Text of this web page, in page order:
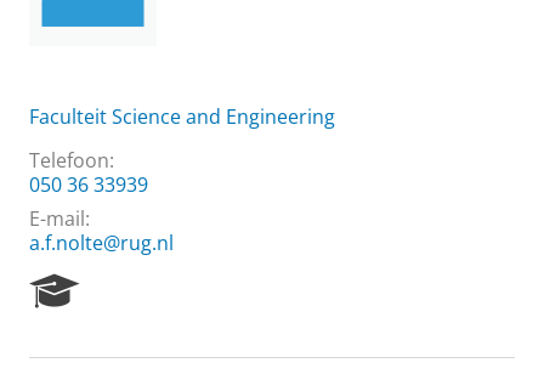
Faculteit Science and Engineering
Telefoon:
050 36 33939
E-mail:
a.f.nolte@rug.nl
e